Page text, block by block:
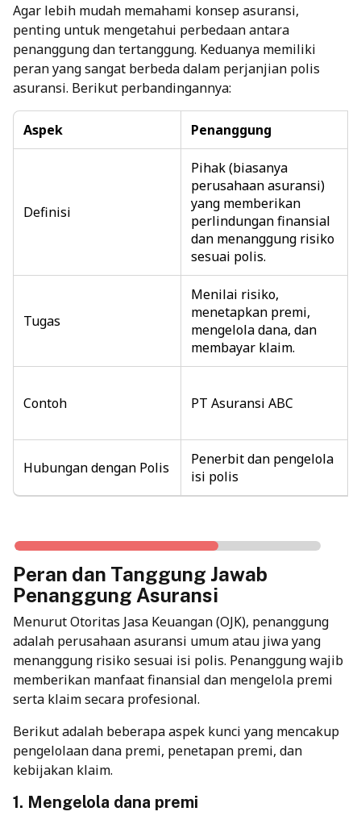
Agar lebih mudah memahami konsep asuransi,
penting untuk mengetahui perbedaan antara
penanggung dan tertanggung. Keduanya memiliki
peran yang sangat berbeda dalam perjanjian polis
asuransi. Berikut perbandingannya:
Aspek Penanggung
Definisi
Pihak (biasanya
perusahaan asuransi)
yang memberikan
perlindungan finansial
dan menanggung risiko
sesuai polis.
Tugas
Menilai risiko,
menetapkan premi,
mengelola dana, dan
membayar klaim.
Contoh PT Asuransi ABC
Hubungan dengan Polis
Penerbit dan pengelola
isi polis
Peran dan Tanggung Jawab
Penanggung Asuransi
Menurut Otoritas Jasa Keuangan (OJK), penanggung
adalah perusahaan asuransi umum atau jiwa yang
menanggung risiko sesuai isi polis. Penanggung wajib
memberikan manfaat finansial dan mengelola premi
serta klaim secara profesional.
Berikut adalah beberapa aspek kunci yang mencakup
pengelolaan dana premi, penetapan premi, dan
kebijakan klaim.
1. Mengelola dana premi